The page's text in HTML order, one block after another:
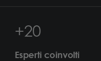
+20
Esperti coinvolti